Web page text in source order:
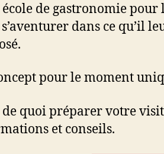
de gastronomie pour
dans ce qu’il
pour le moment
quoi préparer votre
et conseils.